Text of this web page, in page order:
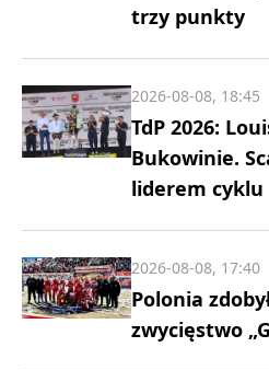
trzy punkty
TdP 2026:
Bukowinie.
liderem cyklu
2026-08-08, 18:45
Polonia
zwycięstwo
2026-08-08, 17:40